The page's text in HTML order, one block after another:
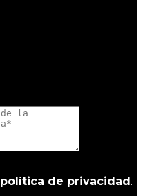
política de privacidad.